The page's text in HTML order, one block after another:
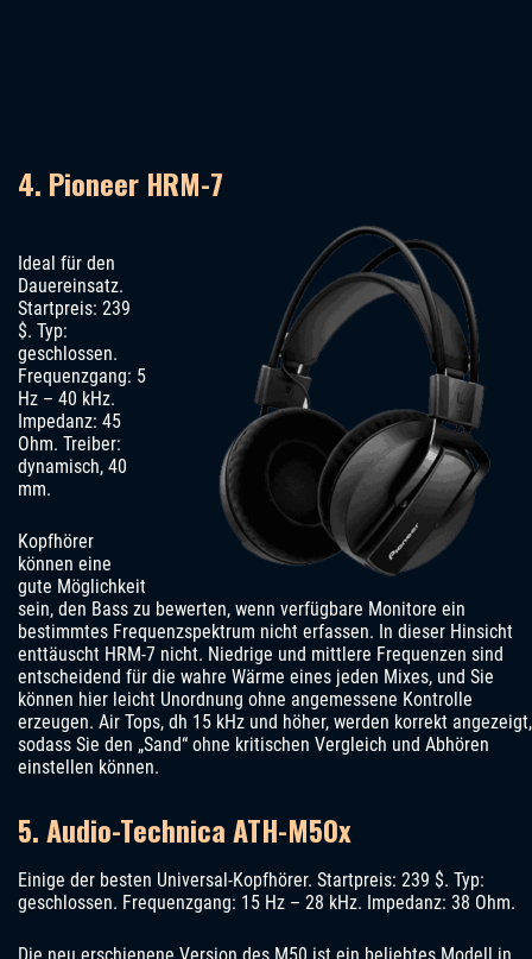
4. Pioneer HRM-7
Ideal für den
Dauereinsatz.
Startpreis: 239
$. Typ:
geschlossen.
Frequenzgang: 5
Hz – 40 kHz.
Impedanz: 45
Ohm. Treiber:
dynamisch, 40
mm.
Kopfhörer
können eine
gute Möglichkeit
sein, den Bass zu bewerten, wenn verfügbare Monitore ein
bestimmtes Frequenzspektrum nicht erfassen. In dieser Hinsicht
enttäuscht HRM-7 nicht. Niedrige und mittlere Frequenzen sind
entscheidend für die wahre Wärme eines jeden Mixes, und Sie
können hier leicht Unordnung ohne angemessene Kontrolle
erzeugen. Air Tops, dh 15 kHz und höher, werden korrekt angezeigt,
sodass Sie den „Sand“ ohne kritischen Vergleich und Abhören
einstellen können.
5. Audio-Technica ATH-M50x
Einige der besten Universal-Kopfhörer. Startpreis: 239 $. Typ:
geschlossen. Frequenzgang: 15 Hz – 28 kHz. Impedanz: 38 Ohm.